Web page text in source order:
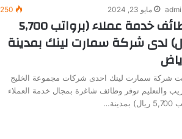
مايو 23, 2024 250
وظائف خدمة عملاء (برواتب 5,700
لدى شركة سمارت لينك بمدينة
شركة سمارت لينك احدى شركات مجموعة الخليج
والتعليم توفر وظائف شاغرة بمجال خدمة العملاء